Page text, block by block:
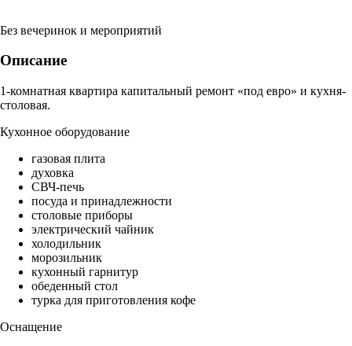
Без вечеринок и мероприятий
Описание
1-комнатная квартира капитальный ремонт «под евро» и кухня-
столовая.
Кухонное оборудование
газовая плита
духовка
СВЧ-печь
посуда и принадлежности
столовые приборы
электрический чайник
холодильник
морозильник
кухонный гарнитур
обеденный стол
турка для приготовления кофе
Оснащение